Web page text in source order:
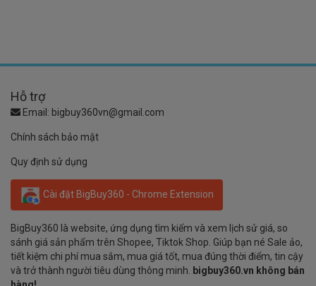
Hỗ trợ
Email: bigbuy360vn@gmail.com
Chính sách bảo mật
Quy định sử dụng
Cài đặt BigBuy360 - Chrome Extension
BigBuy360 là website, ứng dụng tìm kiếm và xem lịch sử giá, so
sánh giá sản phẩm trên Shopee, Tiktok Shop. Giúp bạn né Sale ảo,
tiết kiệm chi phí mua sắm, mua giá tốt, mua đúng thời điểm, tin cậy
và trở thành người tiêu dùng thông minh. bigbuy360.vn không bán